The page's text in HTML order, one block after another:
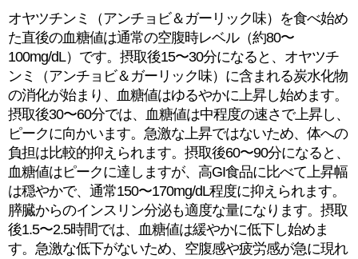
オヤツチンミ（アンチョビ＆ガーリック味）を食べ始め
た直後の血糖値は通常の空腹時レベル（約80〜
100mg/dL）です。摂取後15〜30分になると、オヤツチ
ンミ（アンチョビ＆ガーリック味）に含まれる炭水化物
の消化が始まり、血糖値はゆるやかに上昇し始めます。
摂取後30〜60分では、血糖値は中程度の速さで上昇し、
ピークに向かいます。急激な上昇ではないため、体への
負担は比較的抑えられます。摂取後60〜90分になると、
血糖値はピークに達しますが、高GI食品に比べて上昇幅
は穏やかで、通常150〜170mg/dL程度に抑えられます。
膵臓からのインスリン分泌も適度な量になります。摂取
後1.5〜2.5時間では、血糖値は緩やかに低下し始めま
す。急激な低下がないため、空腹感や疲労感が急に現れ